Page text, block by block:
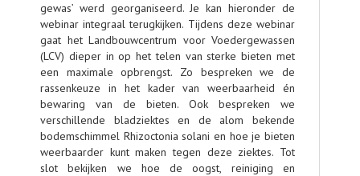
gewas’ werd georganiseerd. Je kan hieronder de
webinar integraal terugkijken. Tijdens deze webinar
gaat het Landbouwcentrum voor Voedergewassen
(LCV) dieper in op het telen van sterke bieten met
een maximale opbrengst. Zo bespreken we de
rassenkeuze in het kader van weerbaarheid én
bewaring van de bieten. Ook bespreken we
verschillende bladziektes en de alom bekende
bodemschimmel Rhizoctonia solani en hoe je bieten
weerbaarder kunt maken tegen deze ziektes. Tot
slot bekijken we hoe de oogst, reiniging en